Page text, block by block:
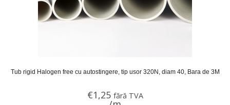
Tub rigid Halogen free cu autostingere, tip usor 320N, diam 40, Bara de 3M
€1,25 fără TVA